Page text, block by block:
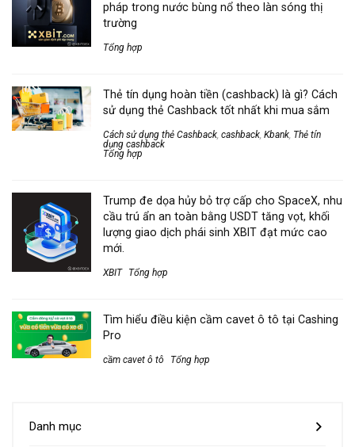
pháp trong nước bùng nổ theo làn sóng thị
trường
Tổng hợp
Thẻ tín dụng hoàn tiền (cashback) là gì? Cách
sử dụng thẻ Cashback tốt nhất khi mua sắm
Cách sử dụng thẻ Cashback, cashback, Kbank, Thẻ tín
dụng cashback
Tổng hợp
Trump đe dọa hủy bỏ trợ cấp cho SpaceX, nhu
cầu trú ẩn an toàn bằng USDT tăng vọt, khối
lượng giao dịch phái sinh XBIT đạt mức cao
mới.
XBIT Tổng hợp
Tìm hiểu điều kiện cầm cavet ô tô tại Cashing
Pro
cầm cavet ô tô Tổng hợp
Danh mục